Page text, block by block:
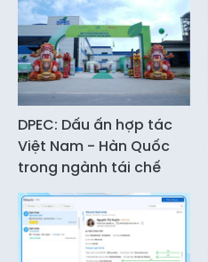
DPEC: Dấu ấn hợp tác
Việt Nam - Hàn Quốc
trong ngành tái chế